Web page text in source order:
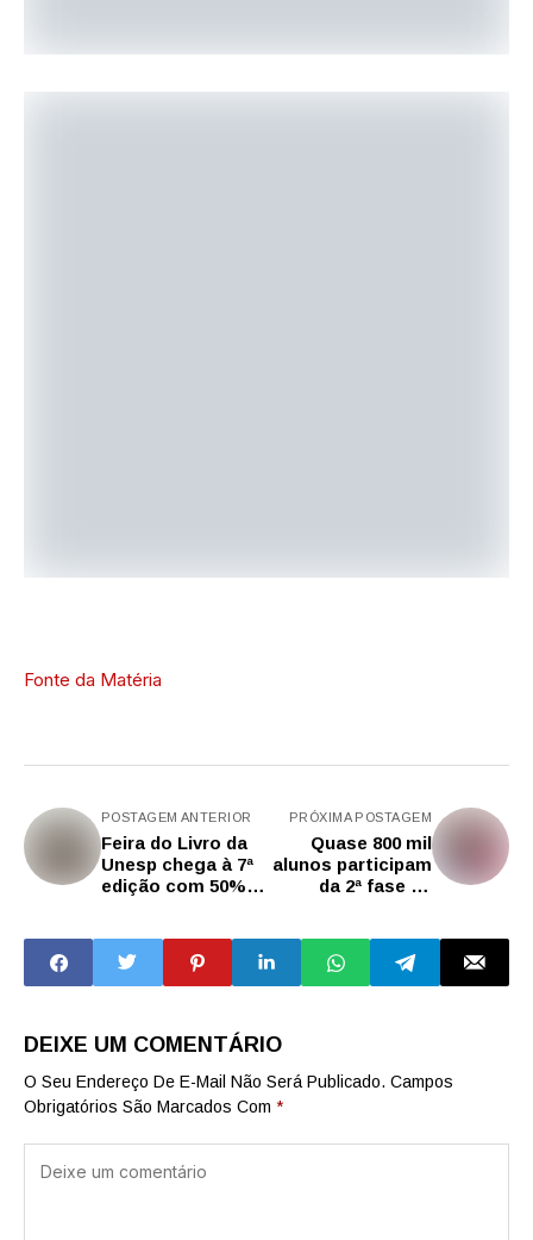
Fonte da Matéria
POSTAGEM ANTERIOR
Feira do Livro da
Unesp chega à 7ª
edição com 50%
em SP
PRÓXIMA POSTAGEM
Quase 800 mil
alunos participam
da 2ª fase da
nesta semana
DEIXE UM COMENTÁRIO
O Seu Endereço De E-Mail Não Será Publicado. Campos
Obrigatórios São Marcados Com *